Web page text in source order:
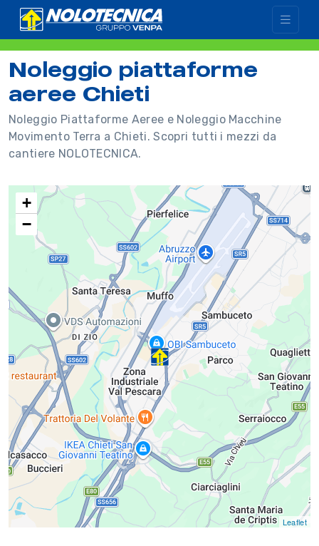
Noleggio piattaforme
aeree Chieti
Noleggio Piattaforme Aeree e Noleggio Macchine
Movimento Terra a Chieti. Scopri tutti i mezzi da
cantiere NOLOTECNICA.
+
−
Leaflet